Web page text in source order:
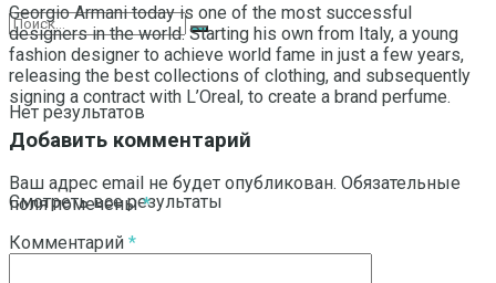
Нет результатов
Смотреть все результаты
Georgio Armani today is one of the most successful
designers in the world. Starting his own from Italy, a young
fashion designer to achieve world fame in just a few years,
releasing the best collections of clothing, and subsequently
signing a contract with L’Oreal, to create a brand perfume.
Добавить комментарий
Ваш адрес email не будет опубликован. Обязательные
поля помечены*
Комментарий *